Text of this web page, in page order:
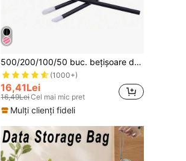
500/200/100/50 buc. bețișoare de curățare de unică folosință pentru gloss de buze, bețișoare portabile de curățare pentru gloss de buze pentru călătorii, instrumente multifuncționale de curățare pentru frumusețe, aplicatoare pentru gloss de buze, instrumente de machiaj, instrumente de curățare, esențiale cosmetice, accesorii pentru îngrijire în aer liber
(1000+)
16,41Lei
16,49LeiCel mai mic pret
Mulți clienți fideli